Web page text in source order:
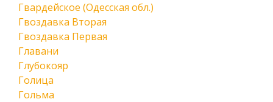
Гвардейское (Одесская обл.)
Гвоздавка Вторая
Гвоздавка Первая
Главани
Глубокояр
Голица
Гольма